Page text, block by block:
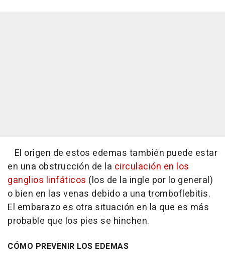
El origen de estos edemas también puede estar
en una obstrucción de la circulación en los
ganglios linfáticos (los de la ingle por lo general)
o bien en las venas debido a una tromboflebitis.
El embarazo es otra situación en la que es más
probable que los pies se hinchen.
CÓMO PREVENIR LOS EDEMAS